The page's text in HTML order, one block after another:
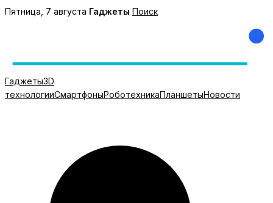
Перейти
Пятница, 7 августа Гаджеты Поиск
Гаджеты3D
технологииСмартфоныРоботехникаПланшетыНовости